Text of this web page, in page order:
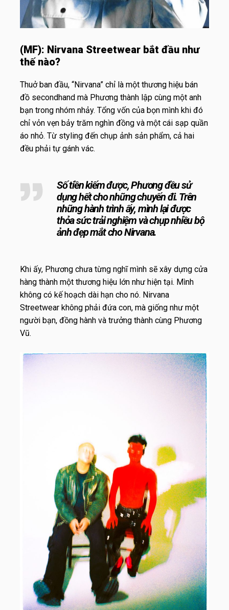
(MF): Nirvana Streetwear bắt đầu như
thế nào?
Thuở ban đầu, “Nirvana” chỉ là một thương hiệu bán
đồ secondhand mà Phương thành lập cùng một anh
bạn trong nhóm nhảy. Tổng vốn của bọn mình khi đó
chỉ vỏn vẹn bảy trăm nghìn đồng và một cái sạp quần
áo nhỏ. Từ styling đến chụp ảnh sản phẩm, cả hai
đều phải tự gánh vác.
Số tiền kiếm được, Phương đều sử
dụng hết cho những chuyến đi. Trên
những hành trình ấy, mình lại được
thỏa sức trải nghiệm và chụp nhiều bộ
ảnh đẹp mắt cho Nirvana.
Khi ấy, Phương chưa từng nghĩ mình sẽ xây dựng cửa
hàng thành một thương hiệu lớn như hiện tại. Mình
không có kế hoạch dài hạn cho nó. Nirvana
Streetwear không phải đứa con, mà giống như một
người bạn, đồng hành và trưởng thành cùng Phương
Vũ.